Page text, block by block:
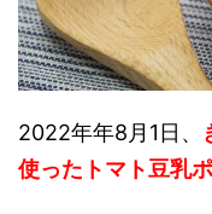
2022年年8月1日、
使ったトマト豆乳